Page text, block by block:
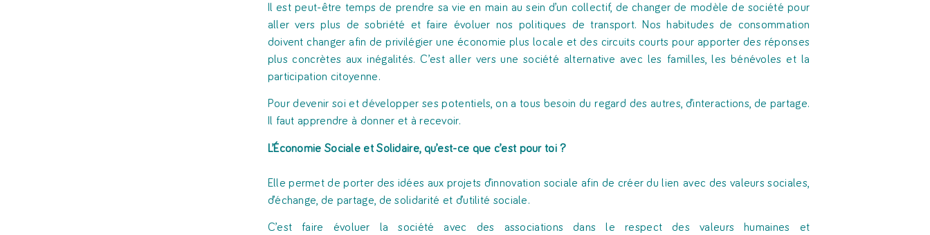
Il est peut-être temps de prendre sa vie en main au sein d’un collectif, de changer de modèle de société pour
aller vers plus de sobriété et faire évoluer nos politiques de transport. Nos habitudes de consommation
doivent changer afin de privilégier une économie plus locale et des circuits courts pour apporter des réponses
plus concrètes aux inégalités. C’est aller vers une société alternative avec les familles, les bénévoles et la
participation citoyenne.
Pour devenir soi et développer ses potentiels, on a tous besoin du regard des autres, d’interactions, de partage.
Il faut apprendre à donner et à recevoir.
L’Économie Sociale et Solidaire, qu’est-ce que c’est pour toi ?
Elle permet de porter des idées aux projets d’innovation sociale afin de créer du lien avec des valeurs sociales,
d’échange, de partage, de solidarité et d’utilité sociale.
C’est faire évoluer la société avec des associations dans le respect des valeurs humaines et